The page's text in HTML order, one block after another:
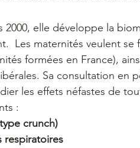
2000, elle développe la
Les maternités veulent
formées en France),
Sa consultation en
les effets néfastes de
:
crunch)
respiratoires